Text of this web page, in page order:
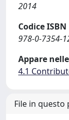
2014
Codice ISBN
978-0-7354-
Appare
4.1
File in